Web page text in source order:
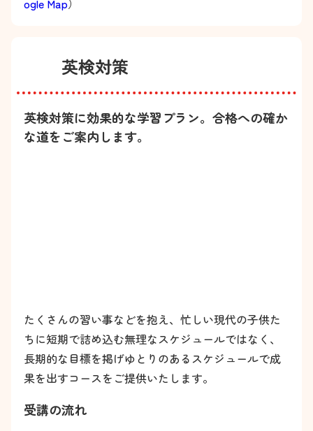
ogle Map）
英検対策
英検対策に効果的な学習プラン。合格への確か
な道をご案内します。
たくさんの習い事などを抱え、忙しい現代の子供た
ちに短期で詰め込む無理なスケジュールではなく、
長期的な目標を掲げゆとりのあるスケジュールで成
果を出すコースをご提供いたします。
受講の流れ